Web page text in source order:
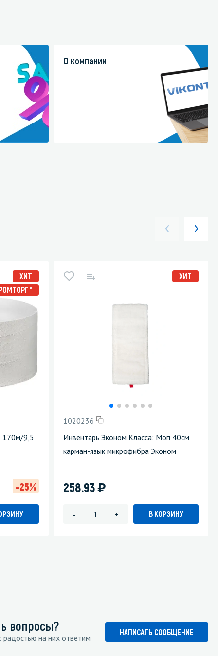
О компании
ХИТ
*
170м/9,5
-25%
ХИТ
1020236
Инвентарь Эконом Класса: Моп 40см
карман-язык микрофибра Эконом
258.93)
- + В КОРЗИНУ
вопросы?
на них ответим
НАПИСАТЬ СООБЩЕНИЕ